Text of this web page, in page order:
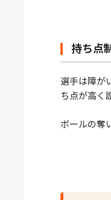
持ち点
選手は障が
ち点が高く
ボールの奪